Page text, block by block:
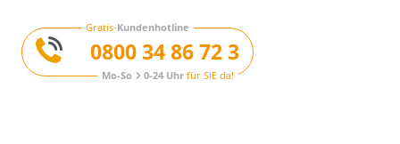
Gratis-Kundenhotline
0800 34 86 72 3
Mo-So 0-24 Uhrfür SIE da!